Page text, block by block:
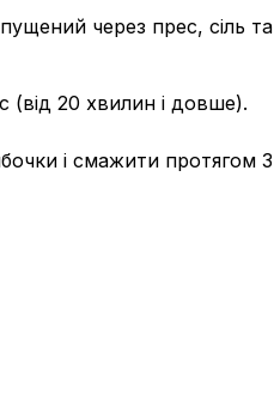
через прес, сіль та
(від 20 хвилин і довше).
і смажити протягом 3